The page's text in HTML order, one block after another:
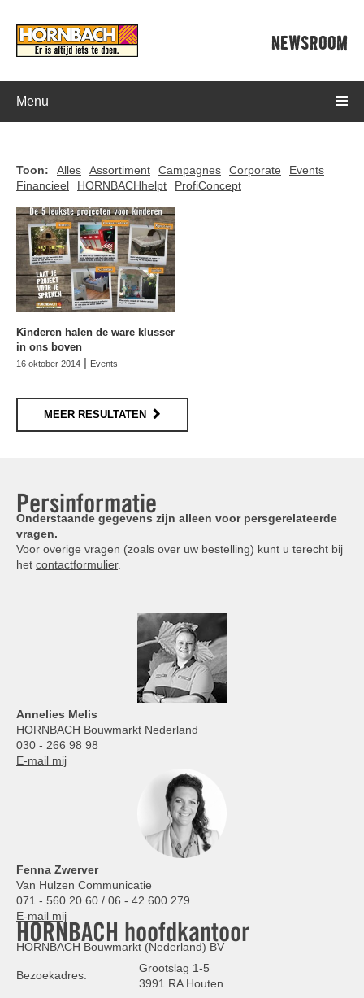
NEWSROOM
Menu
Toon: Alles Assortiment Campagnes Corporate
Events
Financieel
HORNBACHhelpt ProfiConcept
Kinderen halen de ware klusser
in ons boven
16 oktober 2014 | Events
MEER RESULTATEN
Persinformatie
Onderstaande gegevens zijn alleen voor persgerelateerde
vragen.
Voor overige vragen (zoals over uw bestelling) kunt u terecht bij
het contactformulier.
Annelies Melis
HORNBACH Bouwmarkt Nederland
030 - 266 98 98
E-mail mij
Fenna Zwerver
Van Hulzen Communicatie
071 - 560 20 60 / 06 - 42 600 279
E-mail mij
HORNBACH hoofdkantoor
HORNBACH Bouwmarkt (Nederland) BV
Bezoekadres:
Grootslag 1-5
3991 RA Houten